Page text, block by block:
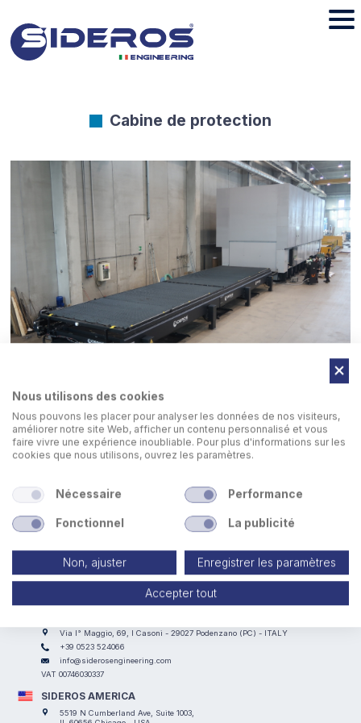
Cabine de protection
pour machines de découpe plasma, laser et oxycoupage
avec changement de palette.
Via I° Maggio, 69, I Casoni - 29027 Podenzano (PC) - ITALY
+39 0523 524066
info@siderosengineering.com
VAT 00746030337
SIDEROS AMERICA
5519 N Cumberland Ave, Suite 1003,
Nous utilisons des cookies
Nous pouvons les placer pour analyser les données de nos visiteurs,
améliorer notre site Web, afficher un contenu personnalisé et vous
faire vivre une expérience inoubliable. Pour plus d'informations sur les
cookies que nous utilisons, ouvrez les paramètres.
Nécessaire Performance
Fonctionnel La publicité
Non, ajuster Enregistrer les paramètres
Accepter tout